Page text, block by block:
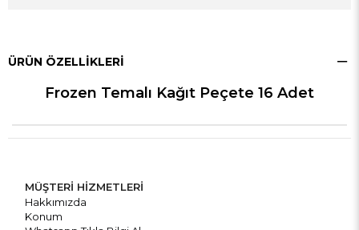
ÜRÜN ÖZELLIKLERI
Frozen Temalı Kağıt Peçete 16 Adet
MÜŞTERİ HİZMETLERİ
Hakkımızda
Konum